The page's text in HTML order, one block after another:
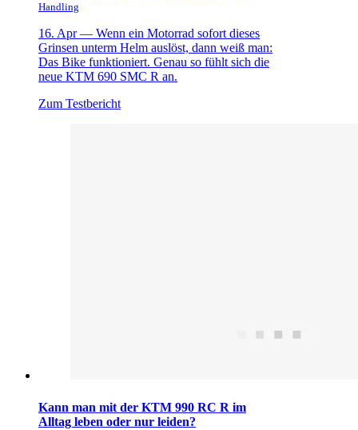
Handling
16. Apr — Wenn ein Motorrad sofort dieses
Grinsen unterm Helm auslöst, dann weiß man:
Das Bike funktioniert. Genau so fühlt sich die
neue KTM 690 SMC R an.
Zum Testbericht
Kann man mit der KTM 990 RC R im
Alltag leben oder nur leiden?